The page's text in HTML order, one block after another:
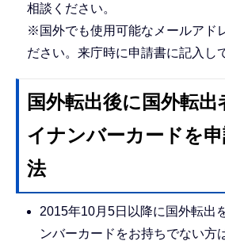
相談ください。
※国外でも使用可能なメールアド
ださい。来庁時に申請書に記入し
国外転出後に国外転出
イナンバーカードを
法
2015年10月5日以降に国外転出
ンバーカードをお持ちでない方